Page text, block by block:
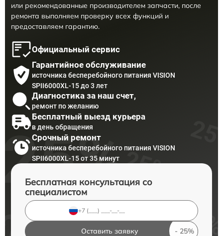
или рекомендованные производителем запчасти, после
ремонта выполняем проверку всех функций и
предоставляем гарантию.
Официальный сервис
Гарантийное обслуживание
источника бесперебойного питания VISION
SPII6000XL-15 до 3 лет
Диагностика за наш счет,
ремонт по желанию
Бесплатный выезд курьера
в день обращения
Срочный ремонт
источника бесперебойного питания VISION
SPII6000XL-15 от 35 минут
Бесплатная консультация со
специалистом
Оставить заявку